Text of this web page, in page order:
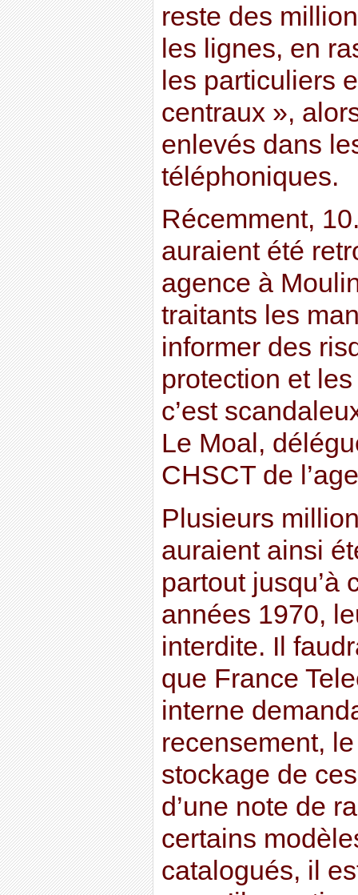
reste des
les lignes, en
les particuliers
centraux »,
enlevés dans
téléphoniques.
Récemment,
auraient été
agence à
traitants les
informer des
protection et
c’est
Le Moal,
CHSCT de
Plusieurs
auraient ainsi
partout jusqu’à
années 1970,
interdite. Il
que France
interne
recensement,
stockage de
d’une note de
certains
catalogués, il